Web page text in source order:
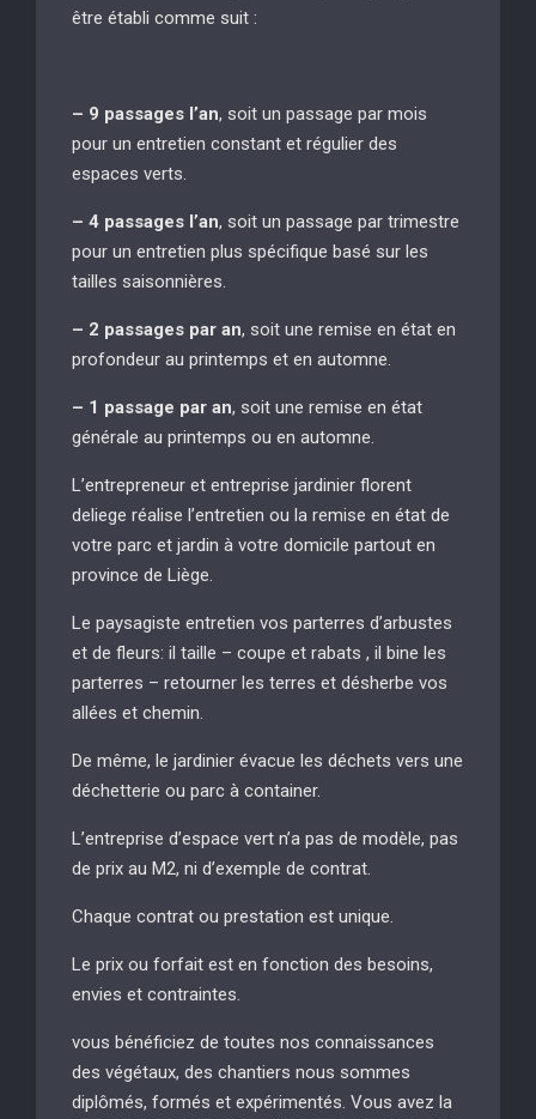
être établi comme suit :
– 9 passages l’an, soit un passage par mois
pour un entretien constant et régulier des
espaces verts.
– 4 passages l’an, soit un passage par trimestre
pour un entretien plus spécifique basé sur les
tailles saisonnières.
– 2 passages par an, soit une remise en état en
profondeur au printemps et en automne.
– 1 passage par an, soit une remise en état
générale au printemps ou en automne.
L’entrepreneur et entreprise jardinier florent
deliege réalise l’entretien ou la remise en état de
votre parc et jardin à votre domicile partout en
province de Liège.
Le paysagiste entretien vos parterres d’arbustes
et de fleurs: il taille – coupe et rabats , il bine les
parterres – retourner les terres et désherbe vos
allées et chemin.
De même, le jardinier évacue les déchets vers une
déchetterie ou parc à container.
L’entreprise d’espace vert n’a pas de modèle, pas
de prix au M2, ni d’exemple de contrat.
Chaque contrat ou prestation est unique.
Le prix ou forfait est en fonction des besoins,
envies et contraintes.
vous bénéficiez de toutes nos connaissances
des végétaux, des chantiers nous sommes
diplômés, formés et expérimentés. Vous avez la